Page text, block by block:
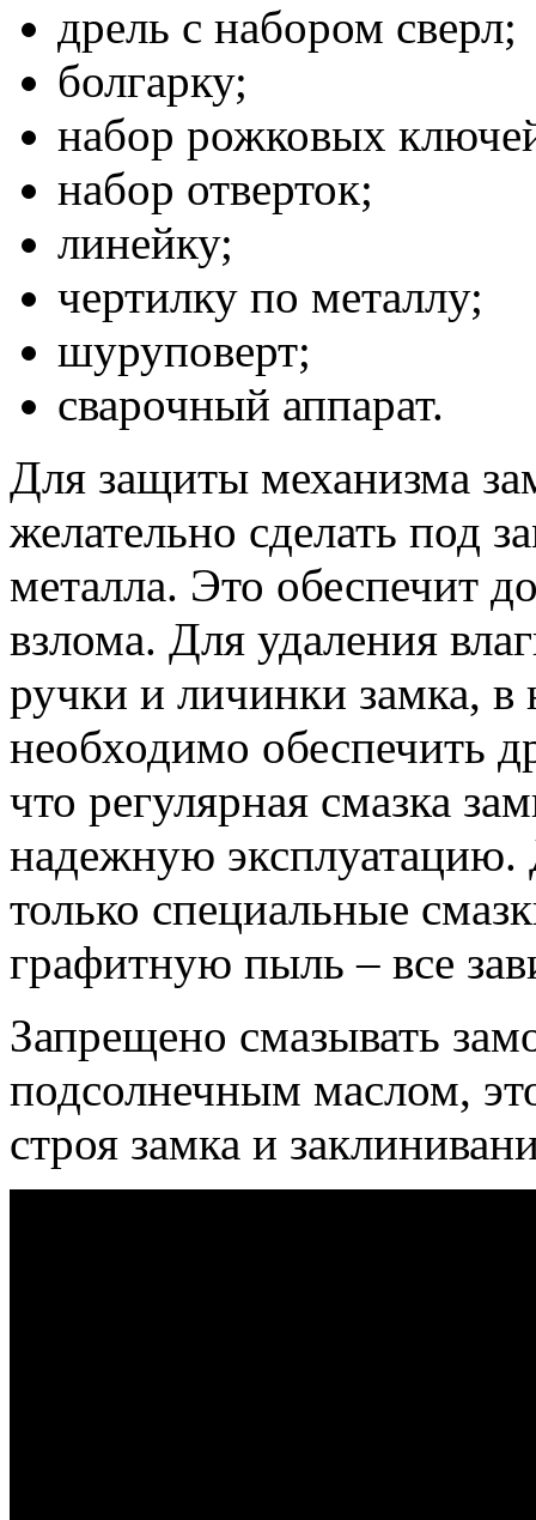
дрель с набором сверл;
болгарку;
набор рожковых
набор отверток;
линейку;
чертилку по металлу;
шуруповерт;
сварочный аппарат.
Для защиты механизма
желательно сделать под
металла. Это обеспечит
взлома. Для удаления
ручки и личинки замка, в
необходимо обеспечить
что регулярная смазка
надежную эксплуатацию.
только специальные
графитную пыль – все
Запрещено смазывать
подсолнечным маслом,
строя замка и